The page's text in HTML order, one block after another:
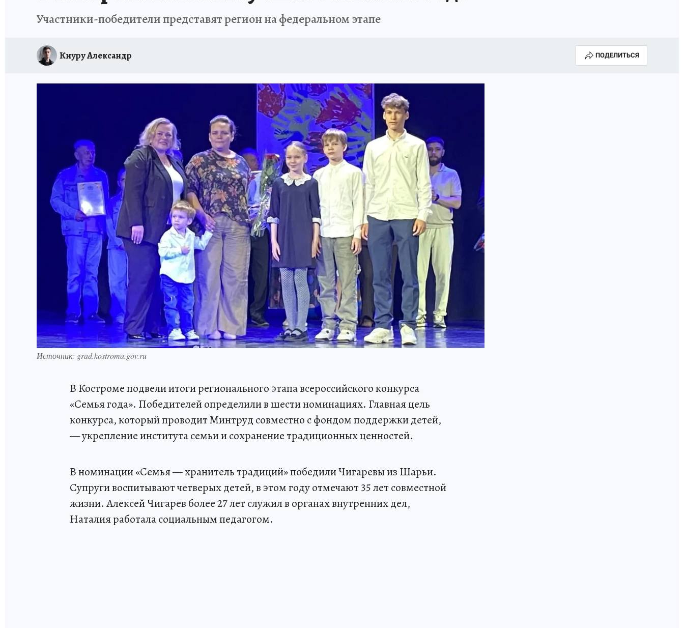
Участники-победители представят регион на федеральном этапе
Киуру Александр ПОДЕЛИТЬСЯ
Источник: grad.kostroma.gov.ru
В Костроме подвели итоги регионального этапа всероссийского конкурса
«Семья года». Победителей определили в шести номинациях. Главная цель
конкурса, который проводит Минтруд совместно с фондом поддержки детей,
— укрепление института семьи и сохранение традиционных ценностей.
В номинации «Семья — хранитель традиций» победили Чигаревы из Шарьи.
Супруги воспитывают четверых детей, в этом году отмечают 35 лет совместной
жизни. Алексей Чигарев более 27 лет служил в органах внутренних дел,
Наталия работала социальным педагогом.